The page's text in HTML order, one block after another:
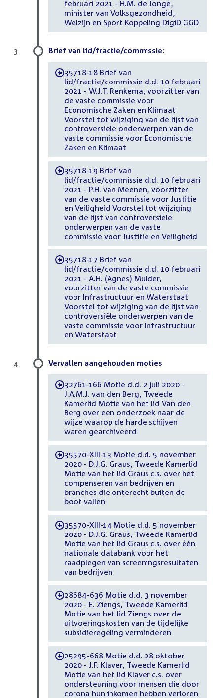
februari 2021 - H.M. de Jonge,
minister van Volksgezondheid,
Welzijn en Sport Koppeling DigiD GGD
Brief van lid/fractie/commissie:
-35718-18 Brief van
lid/fractie/commissie d.d. 10 februari
2021 - W.J.T. Renkema, voorzitter van
de vaste commissie voor
Economische Zaken en Klimaat
Voorstel tot wijziging van de lijst van
controversiële onderwerpen van de
vaste commissie voor Economische
Zaken en Klimaat
-35718-19 Brief van
lid/fractie/commissie d.d. 10 februari
2021 - P.H. van Meenen, voorzitter
van de vaste commissie voor Justitie
en Veiligheid Voorstel tot wijziging
van de lijst van controversiële
onderwerpen van de vaste
commissie voor Justitie en Veiligheid
-35718-17 Brief van
lid/fractie/commissie d.d. 10 februari
2021 - A.H. (Agnes) Mulder,
voorzitter van de vaste commissie
voor Infrastructuur en Waterstaat
Voorstel tot wijziging van de lijst van
controversiële onderwerpen van de
vaste commissie voor Infrastructuur
en Waterstaat
3
Vervallen aangehouden moties
-32761-166 Motie d.d. 2 juli 2020 -
J.A.M.J. van den Berg, Tweede
Kamerlid Motie van het lid Van den
Berg over een onderzoek naar de
wijze waarop de harde schijven
waren gearchiveerd
-35570-XIII-13 Motie d.d. 5 november
2020 - D.J.G. Graus, Tweede Kamerlid
Motie van het lid Graus c.s. over het
compenseren van bedrijven en
branches die onterecht buiten de
boot vallen
-35570-XIII-14 Motie d.d. 5 november
2020 - D.J.G. Graus, Tweede Kamerlid
Motie van het lid Graus c.s. over één
nationale databank voor het
raadplegen van screeningsresultaten
van bedrijven
-28684-636 Motie d.d. 3 november
2020 - E. Ziengs, Tweede Kamerlid
Motie van het lid Ziengs over de
uitvoeringskosten van de tijdelijke
subsidieregeling verminderen
-25295-668 Motie d.d. 28 oktober
2020 - J.F. Klaver, Tweede Kamerlid
Motie van het lid Klaver c.s. over
ondersteuning voor mensen die door
corona hun inkomen hebben verloren
4